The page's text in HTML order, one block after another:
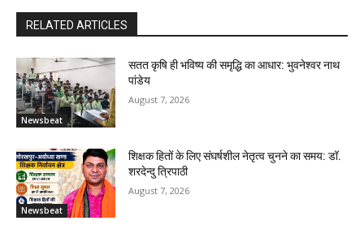
RELATED ARTICLES
Newsbeat
सतत कृषि ही भविष्य की समृद्धि का आधार: भुवनेश्वर नाथ
पांडेय
August 7, 2026
Newsbeat
शिक्षक हितों के लिए संघर्षशील नेतृत्व चुनने का समय: डॉ.
शरदेन्दु त्रिपाठी
August 7, 2026